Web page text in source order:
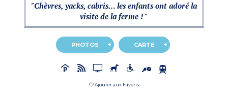
"Chèvres, yacks, cabris… les enfants ont adoré la
visite de la ferme ! "
PHOTOS CARTE
Ajouter aux Favoris